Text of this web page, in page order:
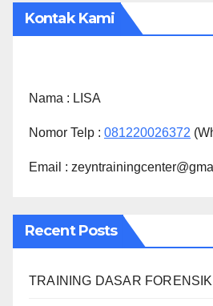
Kontak Kami
Nama : LISA
Nomor Telp : 081220026372
Email :
Recent Posts
TRAINING DASAR FORENSIK